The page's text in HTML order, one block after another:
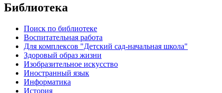
Библиотека
Поиск по библиотеке
Воспитательная работа
Для комплексов "Детский сад-начальная школа"
Здоровый образ жизни
Изобразительное искусство
Иностранный язык
Информатика
История